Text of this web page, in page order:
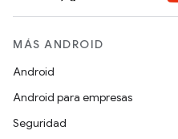
MÁS ANDROID
Android
Android para empresas
Seguridad